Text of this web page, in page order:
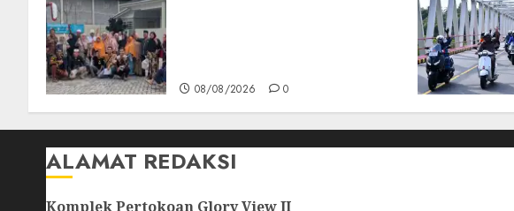
08/08/2026 0
ALAMAT REDAKSI
Komplek Pertokoan Glory View II